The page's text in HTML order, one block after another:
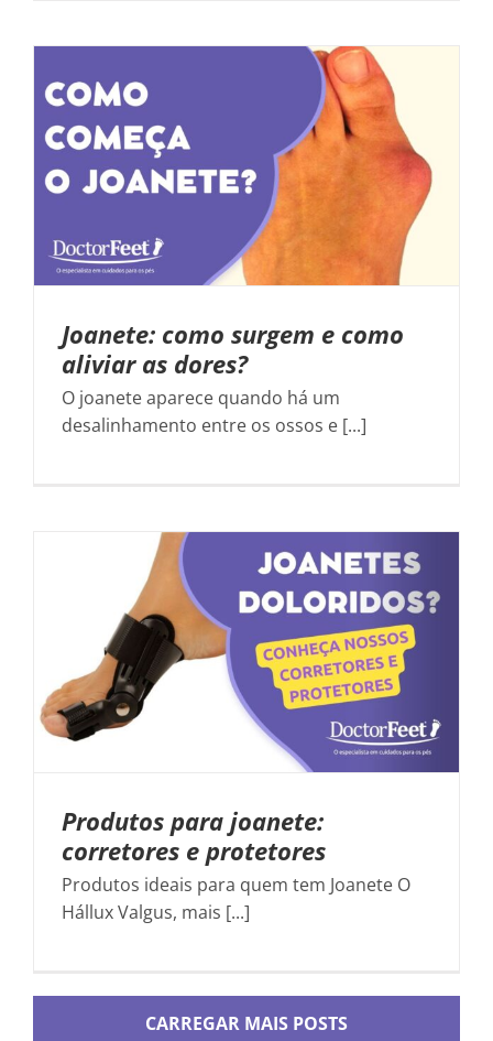
Joanete: como surgem e como
aliviar as dores?
O joanete aparece quando há um
desalinhamento entre os ossos e [...]
Produtos para joanete:
corretores e protetores
Produtos ideais para quem tem Joanete O
Hállux Valgus, mais [...]